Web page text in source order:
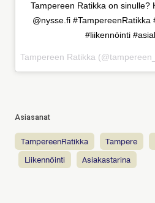
Tampereen Ratikka on sinulle?
@nysse.fi #TampereenRatikka
#liikennöinti
Asiasanat
TampereenRatikka Tampere
liikennöinti
asiakastarina